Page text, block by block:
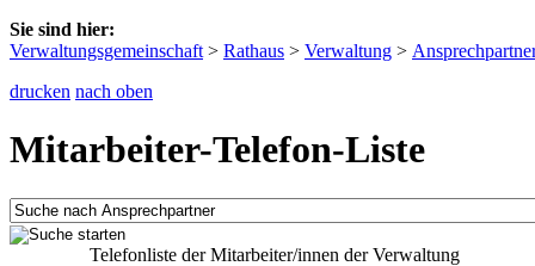
Sie sind hier:
Verwaltungsgemeinschaft > Rathaus > Verwaltung >
drucken nach oben
Mitarbeiter-Telefon-Liste
Telefonliste der Mitarbeiter/innen der Verwaltung